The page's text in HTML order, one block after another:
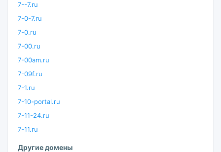
7--7.ru
7-0-7.ru
7-0.ru
7-00.ru
7-00am.ru
7-09f.ru
7-1.ru
7-10-portal.ru
7-11-24.ru
7-11.ru
Другие домены